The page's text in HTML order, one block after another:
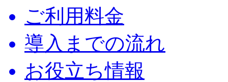
ご利用料金
導入までの流れ
お役立ち情報